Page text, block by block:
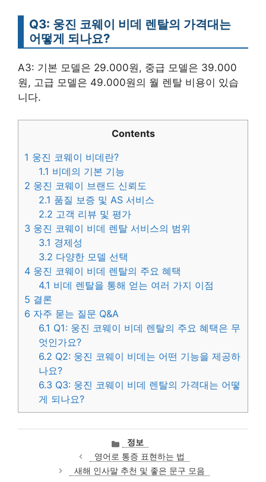
Q3: 웅진 코웨이 비데 렌탈의 가격대는
어떻게 되나요?
A3: 기본 모델은 29.000원, 중급 모델은 39.000
원, 고급 모델은 49.000원의 월 렌탈 비용이 있습
니다.
Contents
1 웅진 코웨이 비데란?
1.1 비데의 기본 기능
2 웅진 코웨이 브랜드 신뢰도
2.1 품질 보증 및 AS 서비스
2.2 고객 리뷰 및 평가
3 웅진 코웨이 비데 렌탈 서비스의 범위
3.1 경제성
3.2 다양한 모델 선택
4 웅진 코웨이 비데 렌탈의 주요 혜택
4.1 비데 렌탈을 통해 얻는 여러 가지 이점
5 결론
6 자주 묻는 질문 Q&A
6.1 Q1: 웅진 코웨이 비데 렌탈의 주요 혜택은 무
엇인가요?
6.2 Q2: 웅진 코웨이 비데는 어떤 기능을 제공하
나요?
6.3 Q3: 웅진 코웨이 비데 렌탈의 가격대는 어떻
게 되나요?
카
테
고
리
정보
영어로 통증 표현하는 법
새해 인사말 추천 및 좋은 문구 모음